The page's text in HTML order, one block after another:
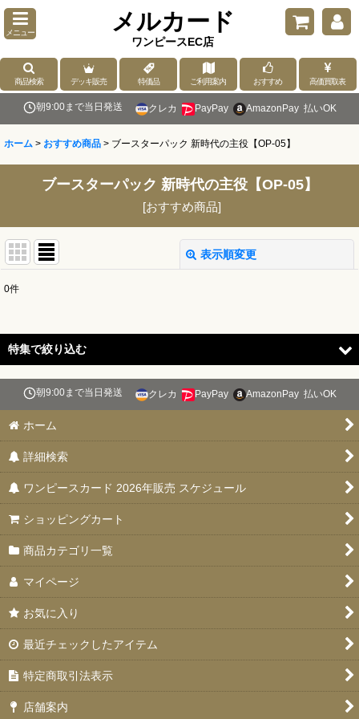
メニュー メルカード
ワンピースEC店
商品検索 デッキ販売 特価品 ご利用案内 おすすめ 高価買取表
朝9:00まで当日発送 クレカ PayPay AmazonPay 払いOK
ホーム > おすすめ商品 > ブースターパック 新時代の主役【OP-05】
ブースターパック 新時代の主役【OP-05】
[おすすめ商品]
表示順変更
並び順:
0件
特集で絞り込む
スタートデッキ 【ST-31〜36】
ブースターパック 決戦の刻【OP-16】
特価品
デッキ販売
プロモカード
ドン！！カード
未開封品
エクストラブースター EGGHEAD CRISIS(エッグヘッドクライ
朝9:00まで当日発送 クレカ PayPay AmazonPay 払いOK
ホーム
詳細検索
ワンピースカード 2026年販売 スケジュール
ショッピングカート
商品カテゴリ一覧
マイページ
お気に入り
最近チェックしたアイテム
特定商取引法表示
店舗案内